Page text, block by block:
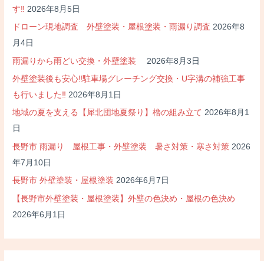
す‼ 2026年8月5日
ドローン現地調査 外壁塗装・屋根塗装・雨漏り調査 2026年8
月4日
雨漏りから雨どい交換・外壁塗装 2026年8月3日
外壁塗装後も安心‼駐車場グレーチング交換・U字溝の補強工事
も行いました‼ 2026年8月1日
地域の夏を支える【犀北団地夏祭り】櫓の組み立て 2026年8月1
日
長野市 雨漏り 屋根工事・外壁塗装 暑さ対策・寒さ対策 2026
年7月10日
長野市 外壁塗装・屋根塗装 2026年6月7日
【長野市外壁塗装・屋根塗装】外壁の色決め・屋根の色決め
2026年6月1日